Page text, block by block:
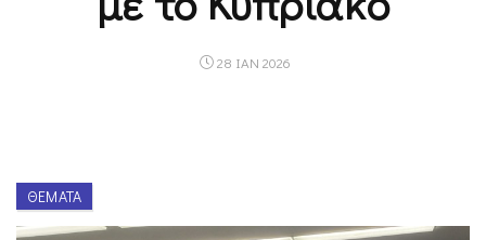
28 ΙΑΝ 2026
ΘΈΜΑΤΑ